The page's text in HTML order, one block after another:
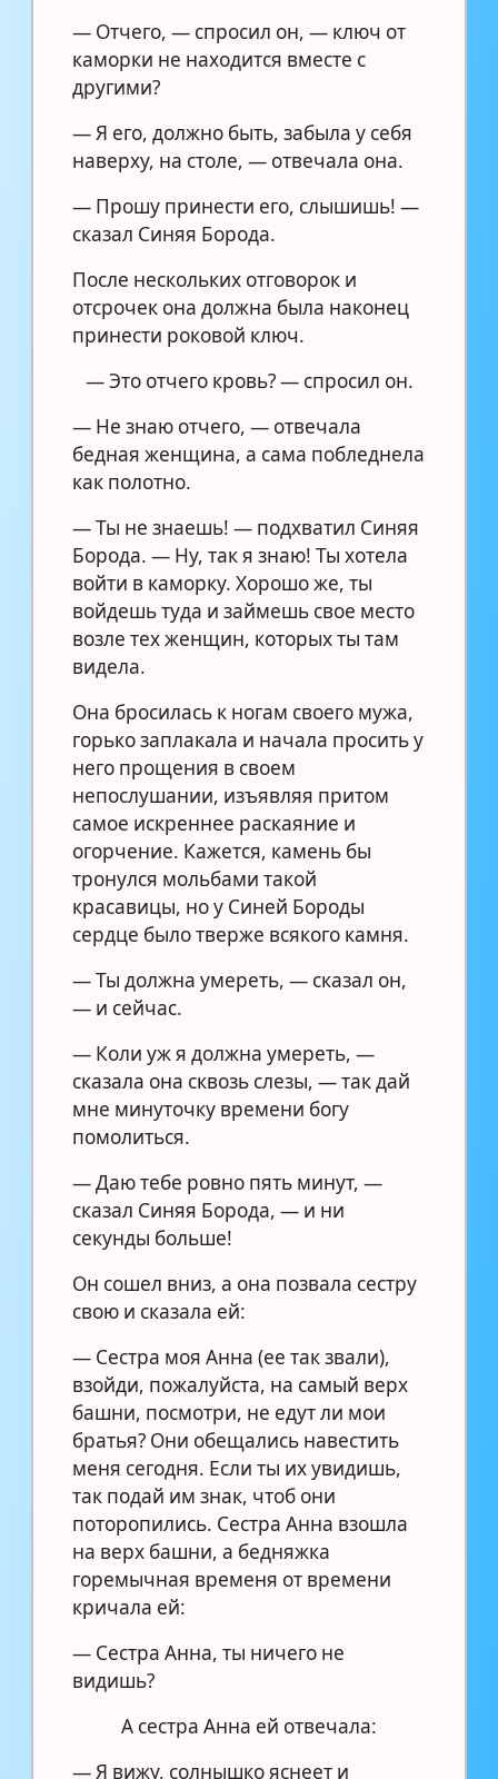
— Отчего, — спросил он, — ключ от
каморки не находится вместе с
другими?
— Я его, должно быть, забыла у себя
наверху, на столе, — отвечала она.
— Прошу принести его, слышишь! —
сказал Синяя Борода.
После нескольких отговорок и
отсрочек она должна была наконец
принести роковой ключ.
— Это отчего кровь? — спросил он.
— Не знаю отчего, — отвечала
бедная женщина, а сама побледнела
как полотно.
— Ты не знаешь! — подхватил Синяя
Борода. — Ну, так я знаю! Ты хотела
войти в каморку. Хорошо же, ты
войдешь туда и займешь свое место
возле тех женщин, которых ты там
видела.
Она бросилась к ногам своего мужа,
горько заплакала и начала просить у
него прощения в своем
непослушании, изъявляя притом
самое искреннее раскаяние и
огорчение. Кажется, камень бы
тронулся мольбами такой
красавицы, но у Синей Бороды
сердце было тверже всякого камня.
— Ты должна умереть, — сказал он,
— и сейчас.
— Коли уж я должна умереть, —
сказала она сквозь слезы, — так дай
мне минуточку времени богу
помолиться.
— Даю тебе ровно пять минут, —
сказал Синяя Борода, — и ни
секунды больше!
Он сошел вниз, а она позвала сестру
свою и сказала ей:
— Сестра моя Анна (ее так звали),
взойди, пожалуйста, на самый верх
башни, посмотри, не едут ли мои
братья? Они обещались навестить
меня сегодня. Если ты их увидишь,
так подай им знак, чтоб они
поторопились. Сестра Анна взошла
на верх башни, а бедняжка
горемычная временя от времени
кричала ей:
— Сестра Анна, ты ничего не
видишь?
А сестра Анна ей отвечала:
— Я вижу, солнышко яснеет и